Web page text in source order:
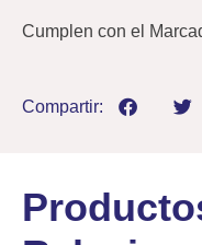
Cumplen con el
Compartir: